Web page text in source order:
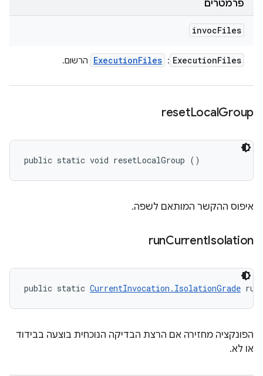
פרמטרים
invocFiles
ExecutionFiles
:
ExecutionFiles הרשום.
resetLocalGroup
public static void resetLocalGroup ()
איפוס ההקשר המותאם לשפה.
runCurrentIsolation
public static CurrentInvocation.IsolationGrade
הפונקציה מחזירה אם הרצת הבדיקה הנוכחית בוצעה בבידוד
או לא.